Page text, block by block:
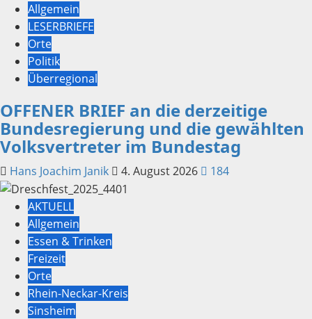
Allgemein
LESERBRIEFE
Orte
Politik
Überregional
OFFENER BRIEF an die derzeitige
Bundesregierung und die gewählten
Volksvertreter im Bundestag
Hans Joachim Janik 4. August 2026 184
AKTUELL
Allgemein
Essen & Trinken
Freizeit
Orte
Rhein-Neckar-Kreis
Sinsheim